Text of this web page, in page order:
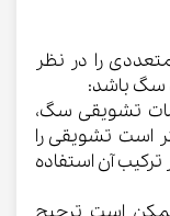
را در نظر
سگ باشد:
تشویقی سگ،
است تشویقی را
ترکیب آن استفاده